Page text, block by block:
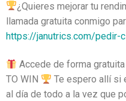
¿Quieres mejorar tu
llamada gratuita conmigo
https://janutrics.com/pedir-
Accede de forma
TO WIN
Te espero allí si
al día de todo a la vez que